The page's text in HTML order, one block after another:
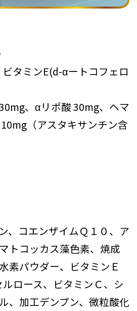
タミンE(d-αートコフェロ
、αリポ酸 30mg、ヘマ
（アスタキサンチン含
、コエンザイムＱ１０、ア
トコッカス藻色素、焼成
素パウダー、ビタミンＥ
ロース、ビタミンＣ、シ
、加工デンプン、微粒酸化